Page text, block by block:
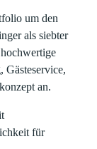
um den
als siebter
Gästeservice,
an.
für